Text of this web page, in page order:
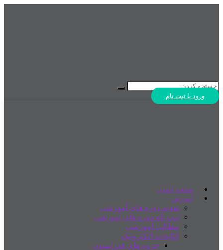
ورود یا ثبت نام
صفحه اصلی
آموزش
تقویم دوره های آموزشی
ثبت نام دوره های آموزشی
مطالب آموزشی
کتابخانه الکترونیک
جزوه های فدراسیون